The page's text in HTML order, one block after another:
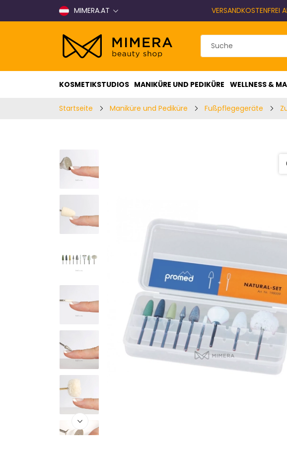
MIMERA.AT VERSANDKOSTENFREI
KOSMETIKSTUDIOS MANIKÜRE UND PEDIKÜRE WELLNESS &
Startseite Maniküre und Pediküre Fußpflegegeräte